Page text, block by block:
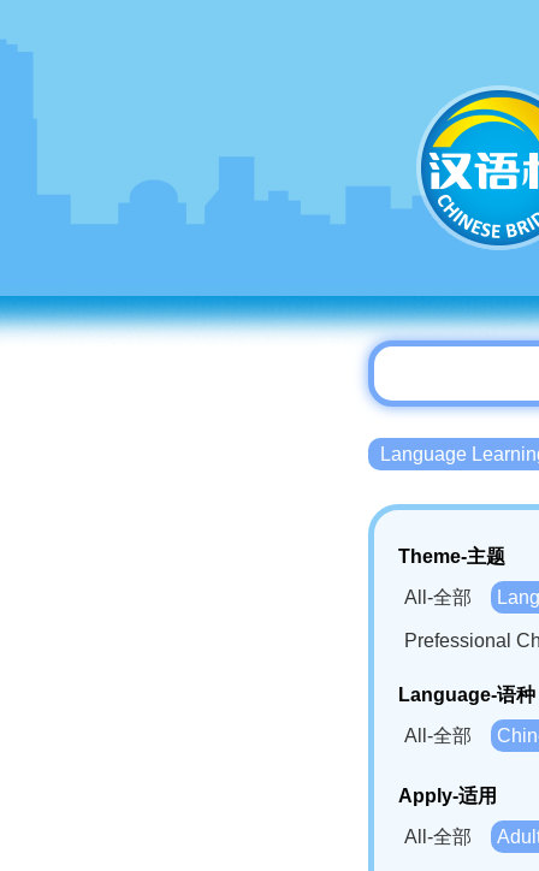
Language
Theme-主题
All-全部
Prefessional
Language-语种
All-全部
Bahasa
Swahili(SW)-
Apply-适用
All-全部